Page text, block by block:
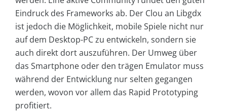
Eindruck des Frameworks ab. Der Clou an Libgdx
ist jedoch die Möglichkeit, mobile Spiele nicht nur
auf dem Desktop-PC zu entwickeln, sondern sie
auch direkt dort auszuführen. Der Umweg über
das Smartphone oder den trägen Emulator muss
während der Entwicklung nur selten gegangen
werden, wovon vor allem das Rapid Prototyping
profitiert.